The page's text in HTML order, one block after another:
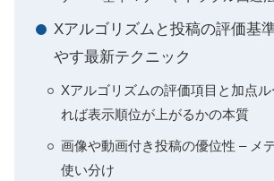
Xアルゴリズムと投稿の評価基
やす最新テクニック
Xアルゴリズムの評価項目と加点
れば表示順位が上がるかの本質
画像や動画付き投稿の優位性 – メ
使い分け